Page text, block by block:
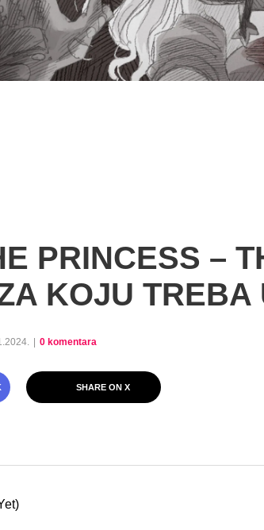
PRINCESS –
KOJU TREBA
0 komentara
SHARE ON X